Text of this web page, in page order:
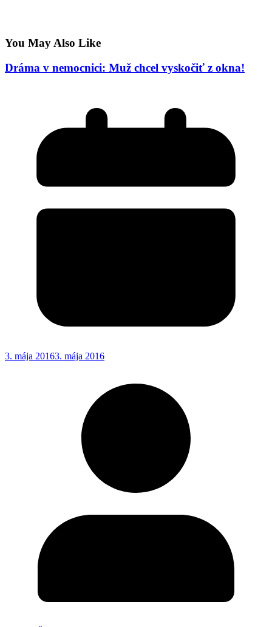
You May Also Like
Dráma v nemocnici: Muž chcel vyskočiť z okna!
3. mája 20163. mája 2016